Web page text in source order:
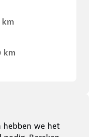
km
km
hebben we het